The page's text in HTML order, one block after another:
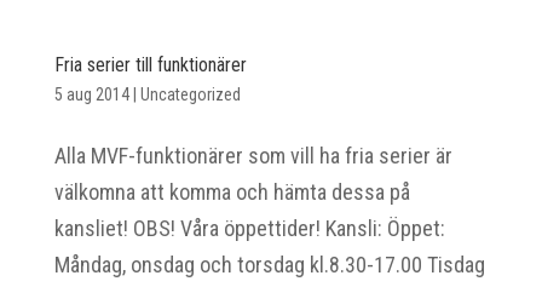
Fria serier till funktionärer
5 aug 2014| Uncategorized
Alla MVF-funktionärer som vill ha fria serier är
välkomna att komma och hämta dessa på
kansliet! OBS! Våra öppettider! Kansli: Öppet:
Måndag, onsdag och torsdag kl.8.30-17.00 Tisdag